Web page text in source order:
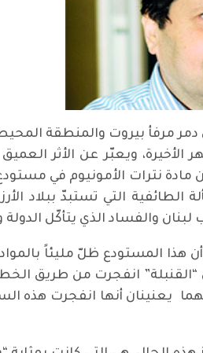
دمر مرفأ بيروت والمنطقة
ويعبّر عن الأثر العميق
نترات الأمونيوم في
التي تستبدّ ببلاد
والفساد الذي يتأكّل الدولة
المستودع ظلّ مليئاً بالمواد
“القنبلة” انفجرت من طريق
يعنينان أنها انفجرت هذه